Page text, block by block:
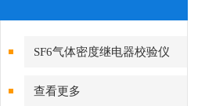
SF6气体密度继电器校验仪
查看更多